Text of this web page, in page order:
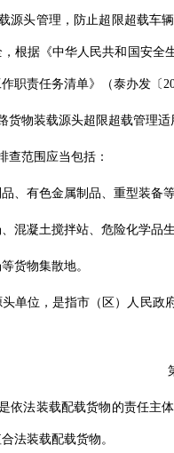
源头管理，防止超限超载车
根据《中华人民共和国安
职责任务清单》（泰办发〔
物装载源头超限超载管理适
范围应当包括：
、有色金属制品、重型装备
、混凝土搅拌站、危险化学品
货物集散地。
单位，是指市（区）人民
依法装载配载货物的责任主
法装载配载货物。